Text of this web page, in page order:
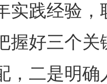
践经验，
握好三个
，二是明